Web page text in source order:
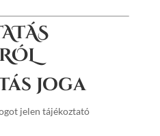
joga
jelen tájékoztató